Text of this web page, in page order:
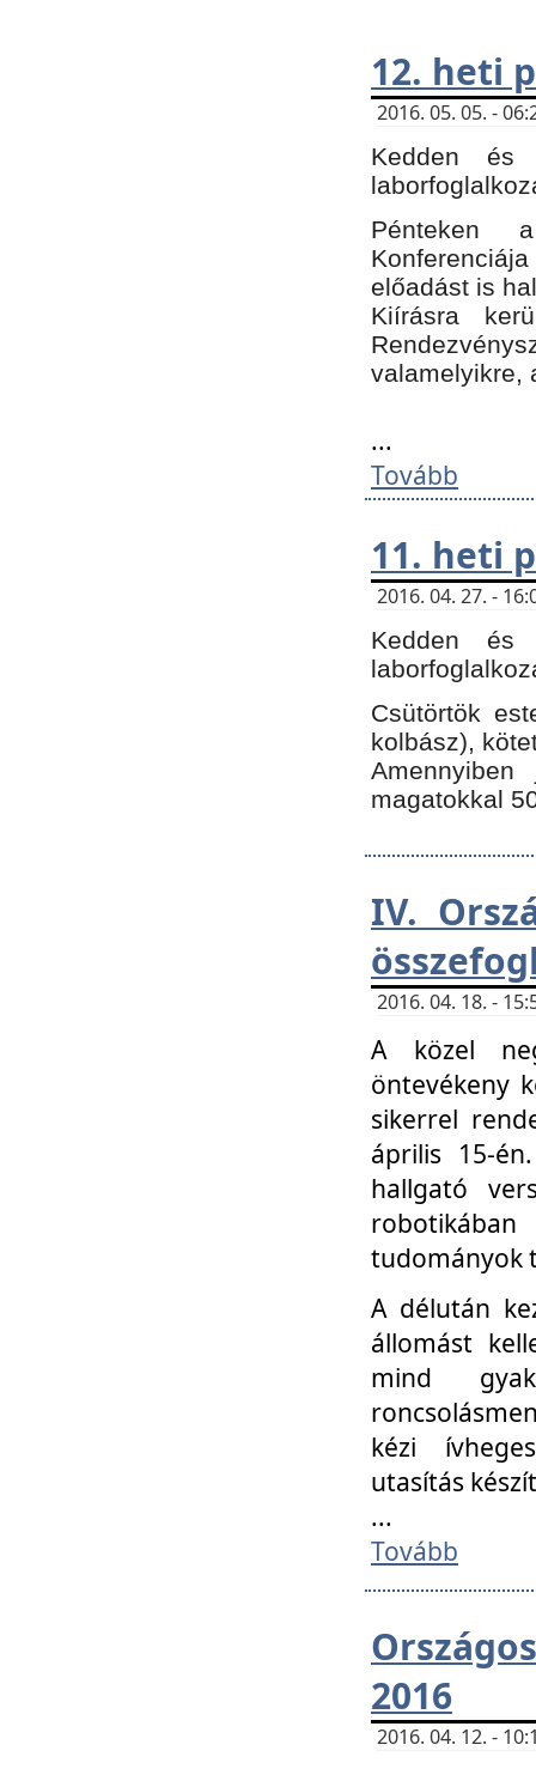
12. heti
2016. 05. 05. -
Kedden és
Pénteken
előadást is
Kiírásra
valamelyikre,
...
Tovább
11. heti
2016. 04. 27. -
Kedden és
Csütörtök
kolbász),
Amennyiben
magatokkal
IV.
2016. 04. 18. -
A közel
öntevékeny
sikerrel
április 15-
hallgató
tudományok
A délután
állomást
mind
kézi
utasítás
...
Tovább
2016
2016. 04. 12. -